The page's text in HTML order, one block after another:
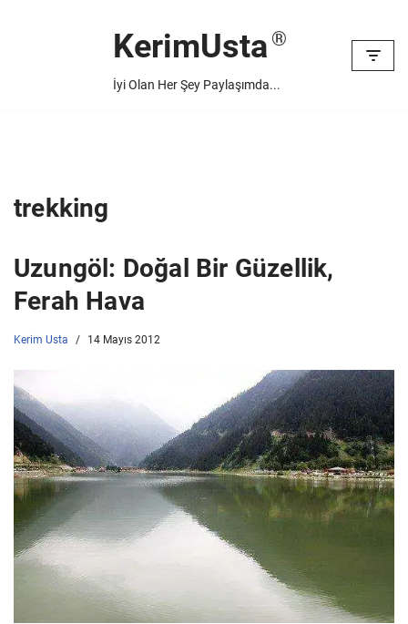
KerimUsta
İyi Olan Her Şey Paylaşımda...
trekking
Uzungöl: Doğal Bir Güzellik,
Ferah Hava
Kerim Usta 14 Mayıs 2012